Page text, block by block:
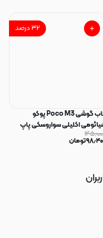
۳۲درصد
قاب گوشی Poco M3 پوکو
اکلیلی سواروسکی پاپ
دار محافظ لنز دار صورتی کد
تومان